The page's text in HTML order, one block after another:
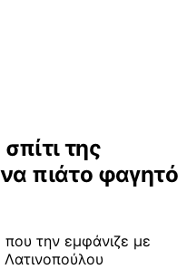
της
πιάτο φαγητό
την εμφάνιζε με